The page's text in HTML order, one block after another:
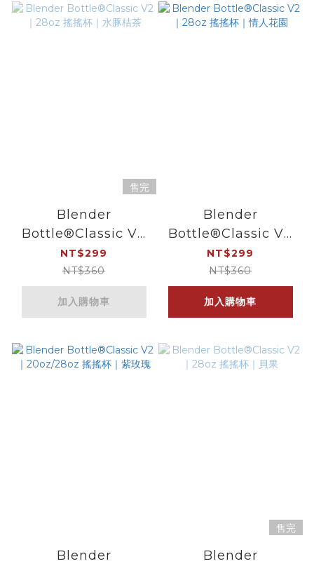
售完
Blender
Bottle®Classic V2
｜28oz 搖搖杯｜水豚
桔茶
NT$299
NT$360
加入購物車
Blender
Bottle®Classic V2
｜28oz 搖搖杯｜情人
花園
NT$299
NT$360
加入購物車
Blender
售完
Blender